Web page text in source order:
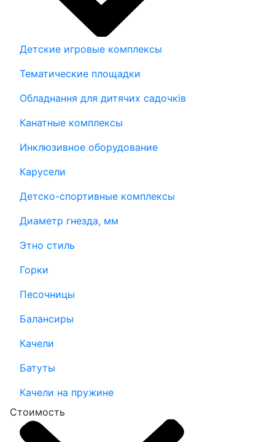
Детские игровые комплексы
Тематические площадки
Обладнання для дитячих садочків
Канатные комплексы
Инклюзивное оборудование
Карусели
Детско-спортивные комплексы
Диаметр гнезда, мм
Этно стиль
Горки
Песочницы
Балансиры
Качели
Батуты
Качели на пружине
Стоимость